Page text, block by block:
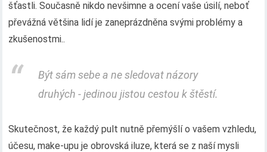
šťastli. Současně nikdo nevšimne a ocení vaše úsilí, neboť
převážná většina lidí je zaneprázdněna svými problémy a
zkušenostmi..
Být sám sebe a ne sledovat názory
druhých - jedinou jistou cestou k štěstí.
Skutečnost, že každý pult nutně přemýšlí o vašem vzhledu,
účesu, make-upu je obrovská iluze, která se z naší mysli